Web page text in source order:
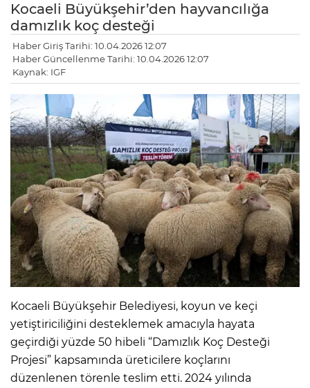
Kocaeli Büyükşehir’den hayvancılığa
damızlık koç desteği
Haber Giriş Tarihi: 10.04.2026 12:07
Haber Güncellenme Tarihi: 10.04.2026 12:07
Kaynak: IGF
Kocaeli Büyükşehir Belediyesi, koyun ve keçi
yetiştiriciliğini desteklemek amacıyla hayata
geçirdiği yüzde 50 hibeli “Damızlık Koç Desteği
Projesi” kapsamında üreticilere koçlarını
düzenlenen törenle teslim etti. 2024 yılında